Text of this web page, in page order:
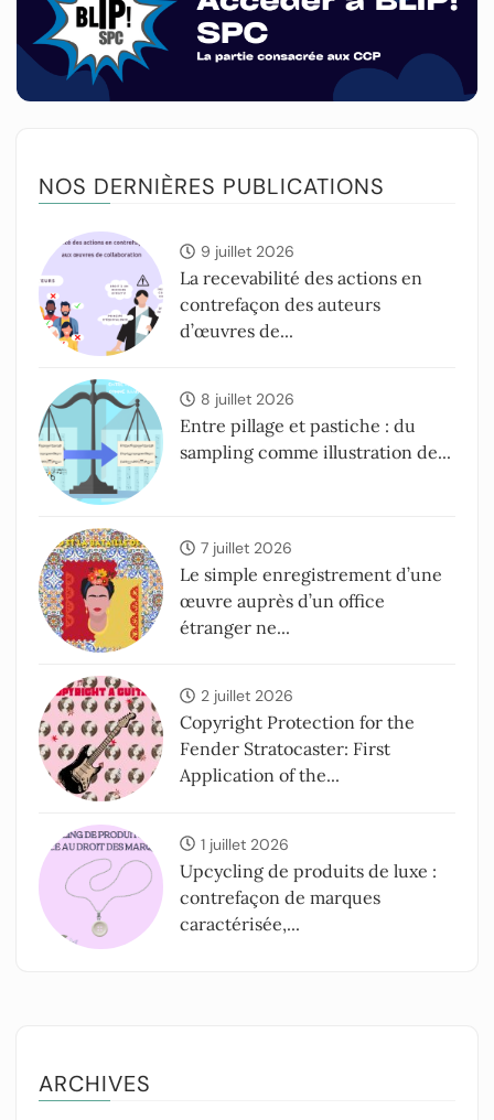
NOS DERNIÈRES PUBLICATIONS
9 juillet 2026
La recevabilité des actions en
contrefaçon des auteurs
d’œuvres de...
8 juillet 2026
Entre pillage et pastiche : du
sampling comme illustration de...
7 juillet 2026
Le simple enregistrement d’une
œuvre auprès d’un office
étranger ne...
2 juillet 2026
Copyright Protection for the
Fender Stratocaster: First
Application of the...
1 juillet 2026
Upcycling de produits de luxe :
contrefaçon de marques
caractérisée,...
ARCHIVES